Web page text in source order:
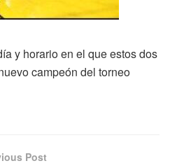
y horario en el que estos dos
campeón del torneo
Post